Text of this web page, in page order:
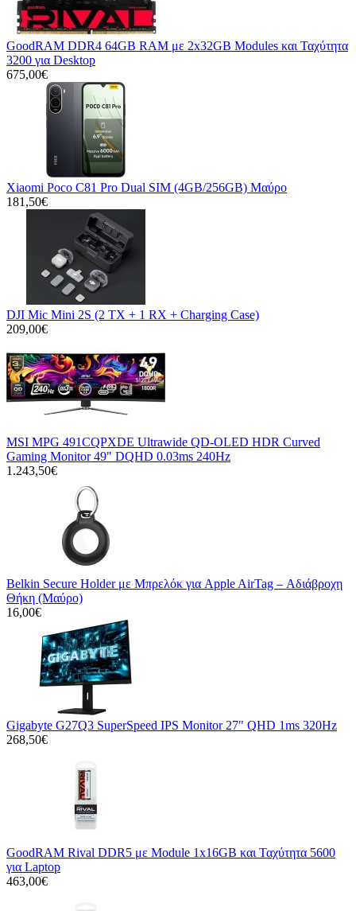
GoodRAM DDR4 64GB RAM με 2x32GB Modules και Ταχύτητα
3200 για Desktop
675,00€
Xiaomi Poco C81 Pro Dual SIM (4GB/256GB) Μαύρο
181,50€
DJI Mic Mini 2S (2 TX + 1 RX + Charging Case)
209,00€
MSI MPG 491CQPXDE Ultrawide QD-OLED HDR Curved
Gaming Monitor 49" DQHD 0.03ms 240Hz
1.243,50€
Belkin Secure Holder με Μπρελόκ για Apple AirTag – Αδιάβροχη
Θήκη (Μαύρο)
16,00€
Gigabyte G27Q3 SuperSpeed IPS Monitor 27" QHD 1ms 320Hz
268,50€
GoodRAM Rival DDR5 με Module 1x16GB και Ταχύτητα 5600
για Laptop
463,00€